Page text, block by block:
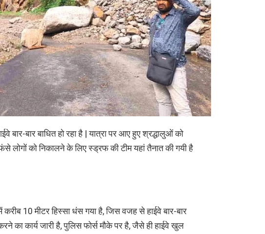
बार-बार बाधित हो रहा है | यात्रा पर आए हुए श्रद्धालुओं को
लोगों को निकालने के लिए स्ड्रफ की टीम यहां तैनात की गयी है
10 मीटर हिस्सा धंस गया है, जिस वजह से हाईवे बार-बार
करने का कार्य जारी है, पुलिस फोर्स मौके पर है, जैसे ही हाईवे खुल